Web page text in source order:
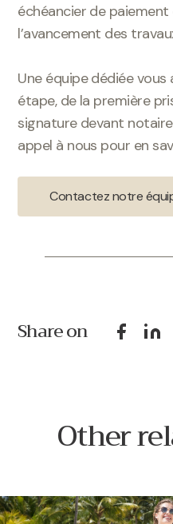
échéancier de paiement
l’avancement des
Une équipe dédiée
étape, de la première
signature devant
appel à nous pour en
Contactez notre
Share on
Other